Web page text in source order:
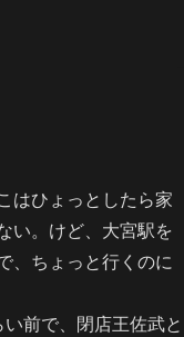
はひょっとしたら家
い。けど、大宮駅を
、ちょっと行くのに
前で、閉店王佐武と